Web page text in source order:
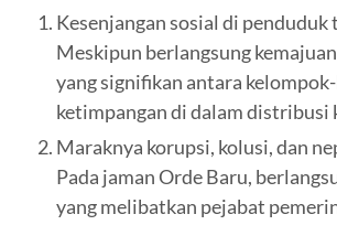
Kesenjangan sosial di
Meskipun berlangsung
yang signifikan antara
ketimpangan di dalam distribusi
Maraknya korupsi, kolusi, dan
Pada jaman Orde Baru,
yang melibatkan pejabat